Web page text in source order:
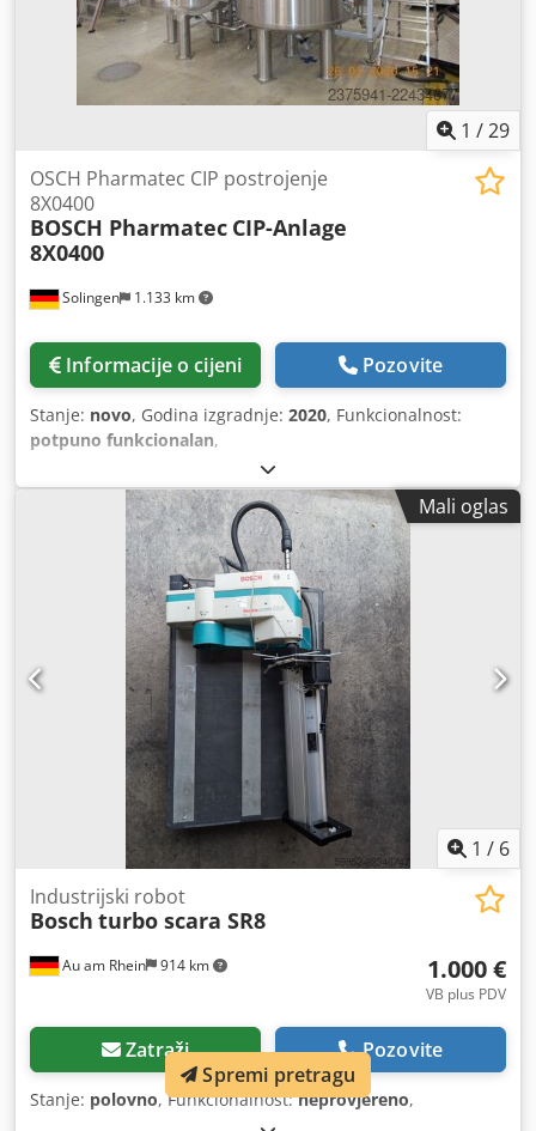
1 /29
Solingen 1.133 km
OSCH Pharmatec CIP postrojenje
8X0400
BOSCH Pharmatec CIP-Anlage
8X0400
Informacije o cijeni Pozovite
Stanje: novo, Godina izgradnje: 2020, Funkcionalnost:
potpuno funkcionalan,
Mali oglas
1 / 6
Au am Rhein 914 km
Industrijski robot
Bosch turbo scara SR8
1.000 €
VB plus PDV
Zatraži Pozovite
Stanje: polovno, Funkcionalnost:neprovjereno,
Spremi pretragu